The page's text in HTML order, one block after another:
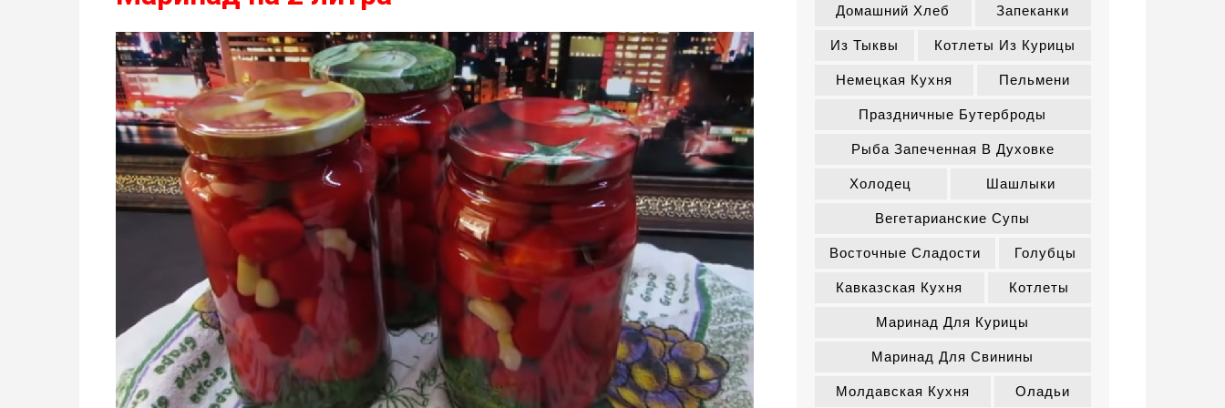
Домашний Хлеб Запеканки
Из Тыквы Котлеты Из Курицы
Немецкая Кухня Пельмени
Праздничные Бутерброды
Рыба Запеченная В Духовке
Холодец Шашлыки
Вегетарианские Супы
Восточные Сладости Голубцы
Кавказская Кухня Котлеты
Маринад Для Курицы
Маринад Для Свинины
Молдавская Кухня Оладьи